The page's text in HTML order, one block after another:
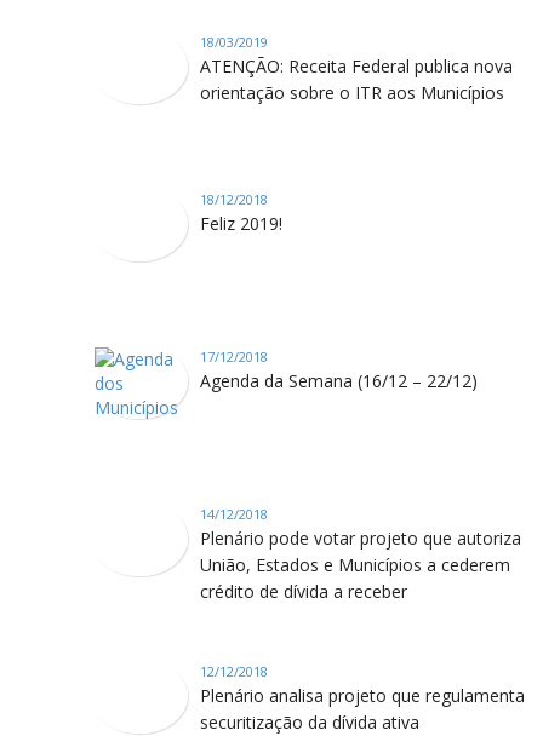
18/03/2019
ATENÇÃO: Receita Federal publica nova
orientação sobre o ITR aos Municípios
18/12/2018
Feliz 2019!
17/12/2018
Agenda da Semana (16/12 – 22/12)
14/12/2018
Plenário pode votar projeto que autoriza
União, Estados e Municípios a cederem
crédito de dívida a receber
12/12/2018
Plenário analisa projeto que regulamenta
securitização da dívida ativa